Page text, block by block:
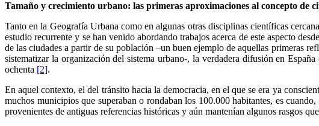
Tamaño y crecimiento urbano: las primeras aproximaciones al concepto de
Tanto en la Geografía Urbana como en algunas otras disciplinas científicas
estudio recurrente y se han venido abordando trabajos acerca de este aspecto
de las ciudades a partir de su población –un buen ejemplo de aquellas primeras
sistematizar la organización del sistema urbano-, la verdadera difusión en
ochenta [2].
En aquel contexto, el del tránsito hacia la democracia, en el que se era ya
muchos municipios que superaban o rondaban los 100.000 habitantes, es
provenientes de antiguas referencias históricas y aún mantenían algunos rasgos